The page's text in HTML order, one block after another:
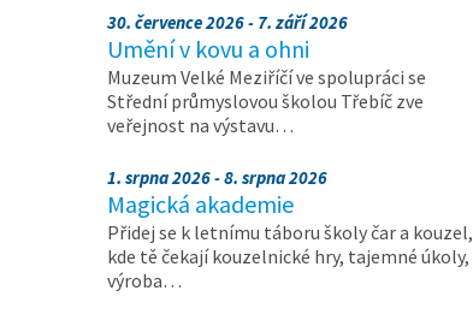
30. července 2026 - 7. září 2026
Umění v kovu a ohni
Muzeum Velké Meziříčí ve spolupráci se
Střední průmyslovou školou Třebíč zve
veřejnost na výstavu…
1. srpna 2026 - 8. srpna 2026
Magická akademie
Přidej se k letnímu táboru školy čar a kouzel,
kde tě čekají kouzelnické hry, tajemné úkoly,
výroba…